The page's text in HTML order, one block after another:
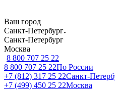
Ваш город
Санкт-Петербург
Санкт-Петербург
Москва
8 800 707 25 22
8 800 707 25 22По России
+7 (812) 317 25 22Санкт-
+7 (499) 450 25 22Москва